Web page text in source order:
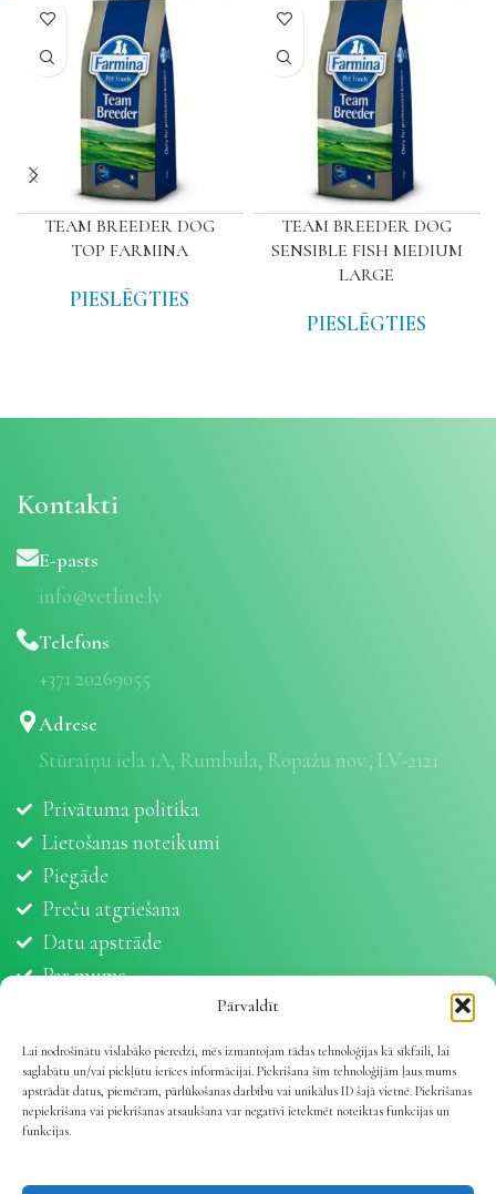
Pārvaldīt
Lai nodrošinātu vislabāko pieredzi, mēs izmantojam tādas tehnoloģijas kā sīkfaili, lai
saglabātu un/vai piekļūtu ierīces informācijai. Piekrišana šīm tehnoloģijām ļaus mums
apstrādāt datus, piemēram, pārlūkošanas darbību vai unikālus ID šajā vietnē. Piekrišanas
nepiekrišana vai piekrišanas atsaukšana var negatīvi ietekmēt noteiktas funkcijas un
funkcijas.
TEAM BREEDER DOG
TOP FARMINA
PIESLĒGTIES
TEAM BREEDER DOG
SENSIBLE FISH MEDIUM
LARGE
PIESLĒGTIES
Kontakti
E-pasts
info@vetline.lv
Telefons
+371 20269055
Adrese
Stūraiņu iela 1A, Rumbula, Ropažu nov., LV-2121
Privātuma politika
Lietošanas noteikumi
Piegāde
Preču atgriešana
Datu apstrāde
Par mums
Sīkdatnes